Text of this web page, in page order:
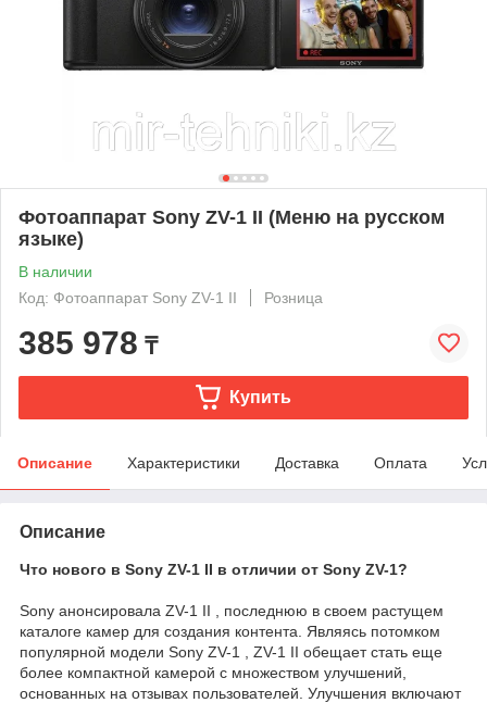
Фотоаппарат Sony ZV-1 II (Меню на русском
языке)
В наличии
Код: Фотоаппарат Sony ZV-1 II
Розница
385 978 ₸
Купить
Описание Характеристики Доставка Оплата
Описание
​Что нового в Sony ZV-1 II в отличии от Sony ZV-1?
Sony анонсировала ZV-1 II , последнюю в своем растущем
каталоге камер для создания контента. Являясь потомком
популярной модели Sony ZV-1 , ZV-1 II обещает стать еще
более компактной камерой с множеством улучшений,
основанных на отзывах пользователей. Улучшения включают